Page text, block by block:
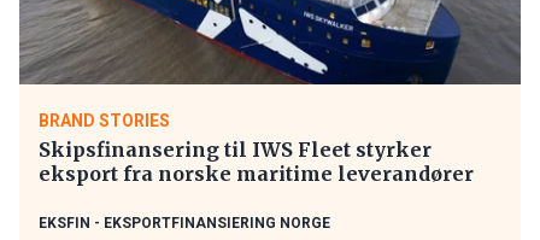
BRAND STORIES
Skipsfinansering til IWS Fleet styrker
eksport fra norske maritime leverandører
EKSFIN - EKSPORTFINANSIERING NORGE